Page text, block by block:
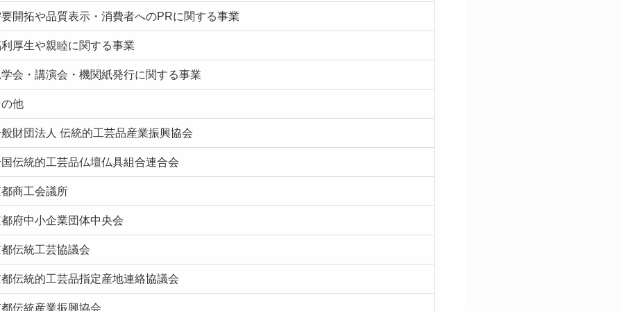
開拓や品質表示・消費者へのPRに関する事業
厚生や親睦に関する事業
会・講演会・機関紙発行に関する事業
他
財団法人 伝統的工芸品産業振興協会
伝統的工芸品仏壇仏具組合連合会
商工会議所
府中小企業団体中央会
伝統工芸協議会
伝統的工芸品指定産地連絡協議会
伝統産業振興協会